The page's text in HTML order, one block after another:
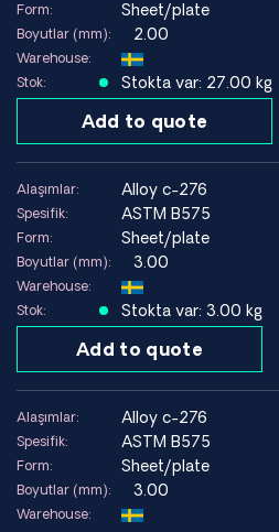
Form: Sheet/plate
Boyutlar (mm): 2.00
Warehouse:
Stok:
Stokta var: 27.00 kg
Add to quote
Alaşımlar: alloy c-276
Spesifik: ASTM B575
Form: Sheet/plate
Boyutlar (mm): 3.00
Warehouse:
Stok:
Stokta var: 3.00 kg
Add to quote
Alaşımlar: alloy c-276
Spesifik: ASTM B575
Form: Sheet/plate
Boyutlar (mm): 3.00
Warehouse: